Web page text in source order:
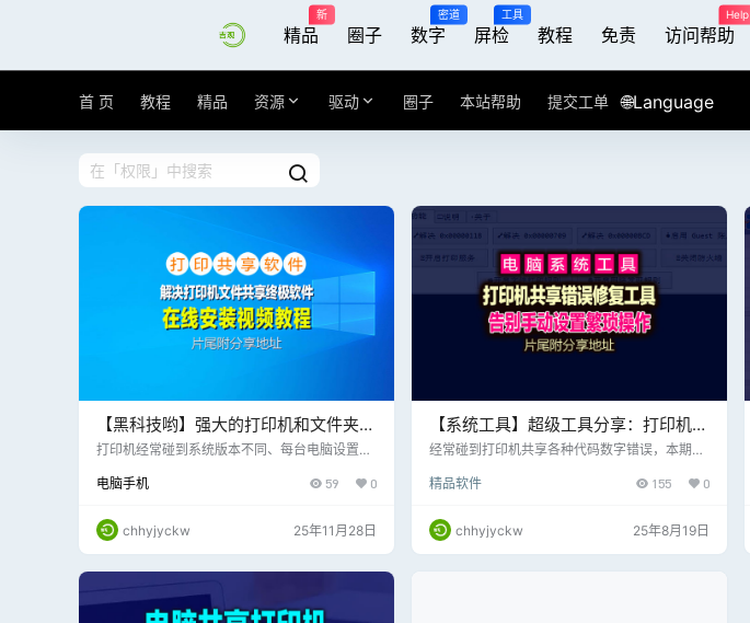
精品
新
圈子 数字
密道
屏检
工具
教程 免责 访问帮助
Help
首 页 教程 精品 资源 驱动 圈子 本站帮助 提交工单 🌐Language
【黑科技哟】强大的打印机和文件夹共
享软件V6.0，可扫描全网IP地址和
打印机经常碰到系统版本不同、每台电脑设置密
导致的无法访问，最终打印机需要访问另一台打
解决所有的打印机文件共享打印问题，简称打印
机共享终极软件 修改了网络访问注册表，新增 r
estrictnullsessaccess 和 everyoneincludesan
onymous 两个关键键值（解决 XP/Win7 访问
电脑手机 59 0
chhyjyckw 25年11月28日
【系统工具】超级工具分享：打印机共
享错误修复工具，告别繁琐的手动设
经常碰到打印机共享各种代码数字错误，本期分
具！
精品软件 155 0
chhyjyckw 25年8月19日